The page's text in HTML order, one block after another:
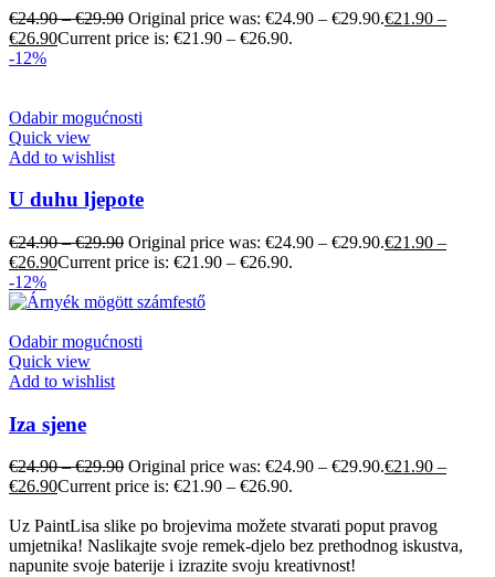
€24.90–€29.90 Original price was: €24.90 – €29.90.€21.90 –
€26.90Current price is: €21.90 – €26.90.
-12%
Odabir mogućnosti
Quick view
Add to wishlist
U duhu ljepote
€24.90–€29.90 Original price was: €24.90 – €29.90.€21.90 –
€26.90Current price is: €21.90 – €26.90.
-12%
Odabir mogućnosti
Quick view
Add to wishlist
Iza sjene
€24.90–€29.90 Original price was: €24.90 – €29.90.€21.90 –
€26.90Current price is: €21.90 – €26.90.
Uz PaintLisa slike po brojevima možete stvarati poput pravog
umjetnika! Naslikajte svoje remek-djelo bez prethodnog iskustva,
napunite svoje baterije i izrazite svoju kreativnost!